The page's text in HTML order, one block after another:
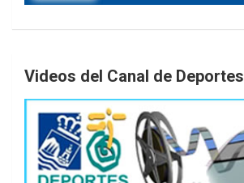
Videos del Canal de Deportes